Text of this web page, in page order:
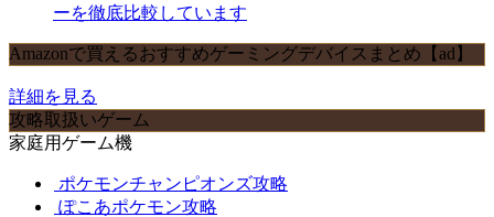
ーを徹底比較しています
Amazonで買えるおすすめゲーミングデバイスまとめ【ad】
詳細を見る
攻略取扱いゲーム
家庭用ゲーム機
ポケモンチャンピオンズ攻略
ぽこあポケモン攻略